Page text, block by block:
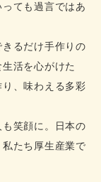
ても過言ではあ
るだけ手作りの
活を心がけた
、味わえる多彩
笑顔に。日本の
たち厚生産業で